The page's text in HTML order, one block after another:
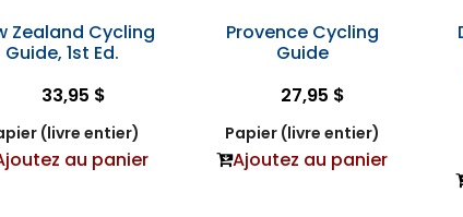
Zealand Cycling
Guide, 1st Ed.
33,95 $
(livre entier)
au panier
Provence Cycling
Guide
27,95 $
Papier (livre entier)
Ajoutez au panier